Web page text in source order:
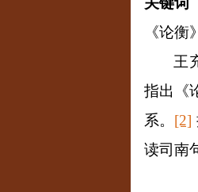
《论
王
指出《
系。 [2]
读司南